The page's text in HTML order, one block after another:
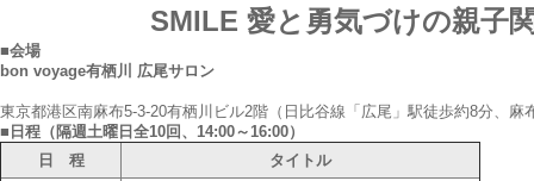
SMILE 愛と勇気づけの親子
■会場
bon voyage有栖川 広尾サロン
東京都港区南麻布5-3-20有栖川ビル2階（日比谷線「広尾」駅徒歩約8分、麻
■日程（隔週土曜日全10回、14:00～16:00）
日 程
タイトル